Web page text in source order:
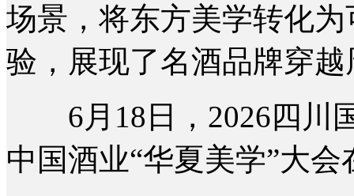
场景，将东方美学转化
验，展现了名酒品牌穿
6月18日，2026四川
中国酒业“华夏美学”大